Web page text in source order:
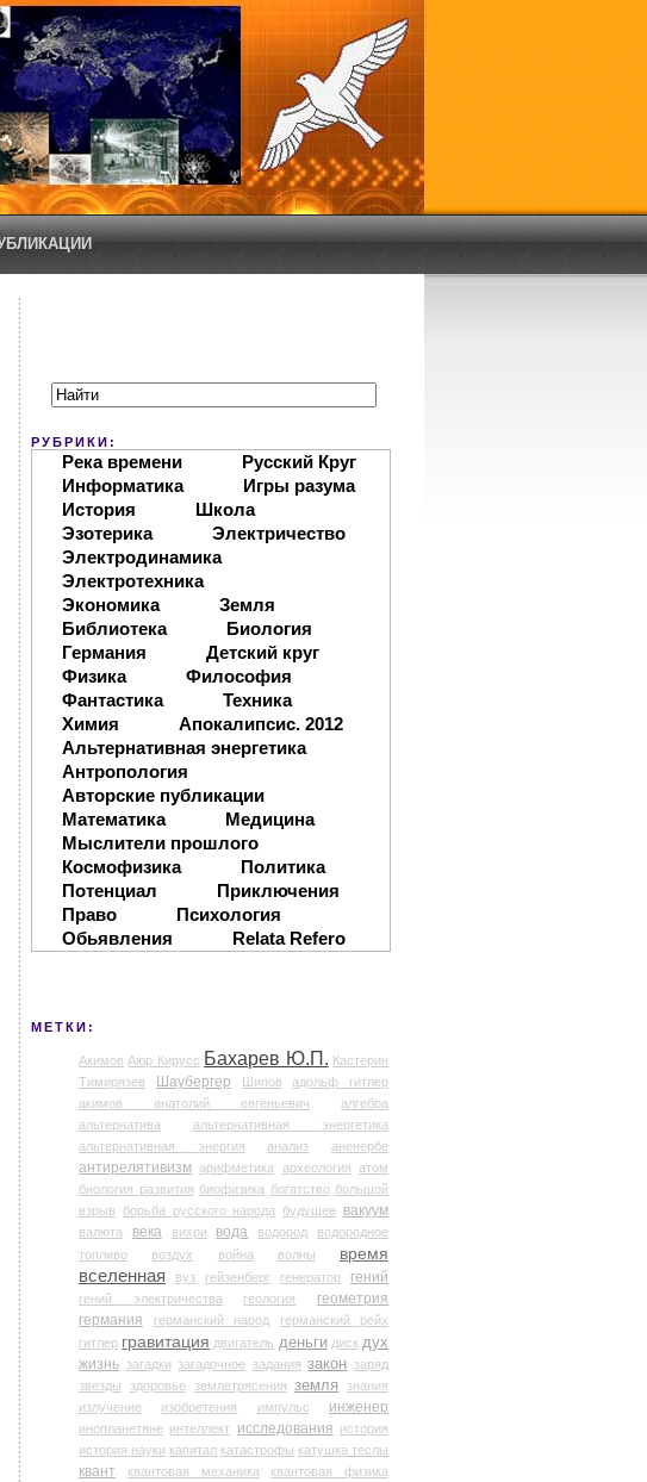
РУБРИКИ:
Река времени
Русский Круг
Информатика
Игры разума
История
Школа
Эзотерика
Электричество
Электродинамика
Электротехника
Экономика
Земля
Библиотека
Биология
Германия
Детский круг
Физика
Философия
Фантастика
Техника
Химия
Апокалипсис. 2012
Альтернативная энергетика
Антропология
Авторские публикации
Математика
Медицина
Мыслители прошлого
Космофизика
Политика
Потенциал
Приключения
Право
Психология
Обьявления
Relata Refero
МЕТКИ:
Акимов Аюр Кирусс Бахарев Ю.П. Кастерин
Тимирязев
Шаубергер Шипов
адольф гитлер
акимов анатолий евгеньевич
алгебра
альтернатива
альтернативная энергетика
альтернативная энергия
анализ аненербе
антирелятивизм арифметика археология атом
биология развития биофизика богатство большой
взрыв
борьба русского народа будущее вакуум
валюта века вихри вода водород
водородное
топливо
воздух война волны
время
вселенная
вуз гейзенберг генератор гений
гений электричества геология
геометрия
германия
германский народ
германский рейх
гитлер гравитация двигатель деньги диск дух
жизнь загадки загадочное задания закон заряд
звезды
здоровье землетрясения земля
знания
излучение
изобретения импульс инженер
инопланетяне интеллект исследования история
история науки капитал катастрофы катушка теслы
квант квантовая механика квантовая физика